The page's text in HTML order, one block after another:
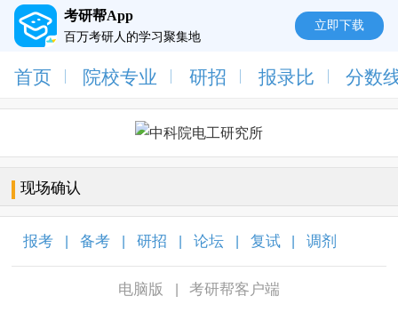
考研帮App
百万考研人的学习聚集地
立即下载
首页 院校专业 研招 报录比 分数
现场确认
报考 备考 研招 论坛 复试 调剂
电脑版 考研帮客户端